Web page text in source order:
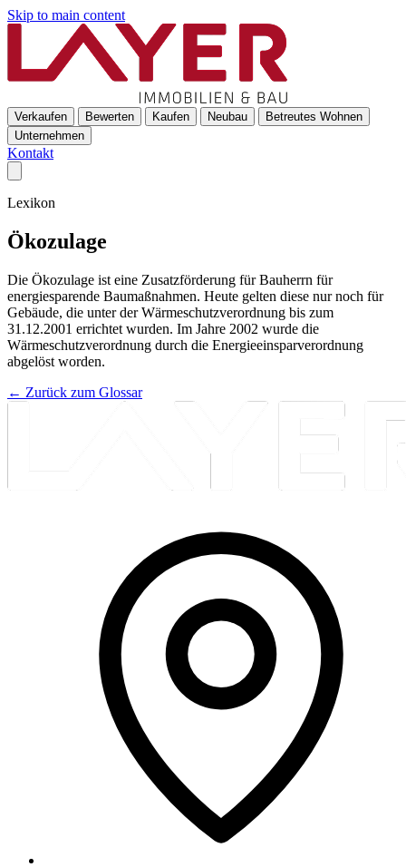
Skip to main content
Verkaufen Bewerten Kaufen Neubau
Betreutes Wohnen
Unternehmen
Kontakt
Lexikon
Ökozulage
Die Ökozulage ist eine Zusatzförderung für Bauherrn für
energiesparende Baumaßnahmen. Heute gelten diese nur noch für
Gebäude, die unter der Wärmeschutzverordnung bis zum
31.12.2001 errichtet wurden. Im Jahre 2002 wurde die
Wärmeschutzverordnung durch die Energieeinsparverordnung
abgelöst worden.
← Zurück zum Glossar